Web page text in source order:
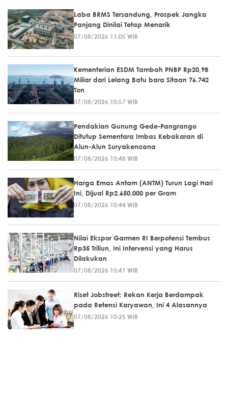
Laba BRMS Tersandung, Prospek Jangka
Panjang Dinilai Tetap Menarik
07/08/2026 11:05 WIB
Kementerian ESDM Tambah PNBP Rp20,98
Miliar dari Lelang Batu bara Sitaan 76.742
Ton
07/08/2026 10:57 WIB
Pendakian Gunung Gede-Pangrango
Ditutup Sementara Imbas Kebakaran di
Alun-Alun Suryakencana
07/08/2026 10:48 WIB
Harga Emas Antam (ANTM) Turun Lagi Hari
Ini, Dijual Rp2.650.000 per Gram
07/08/2026 10:44 WIB
Nilai Ekspor Garmen RI Berpotensi Tembus
Rp35 Triliun, Ini Intervensi yang Harus
Dilakukan
07/08/2026 10:41 WIB
Riset Jobstreet: Rekan Kerja Berdampak
pada Retensi Karyawan, Ini 4 Alasannya
07/08/2026 10:25 WIB